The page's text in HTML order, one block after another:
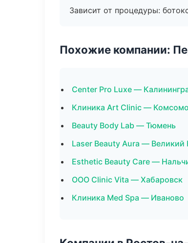
Зависит от процедуры:
Похожие компании:
Center Pro Luxe —
Клиника Art Clinic —
Beauty Body Lab — Тюмень
Laser Beauty Aura — Великий
Esthetic Beauty Care —
ООО Clinic Vita — Хабаровск
Клиника Med Spa — Иваново